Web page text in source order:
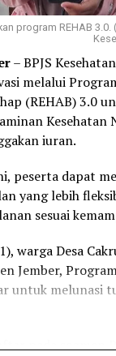
program REHAB 3.0.
– BPJS
melalui
(REHAB) 3.0
Kesehatan
iuran.
peserta dapat
yang lebih
sesuai
warga Desa
Jember,
untuk melunasi